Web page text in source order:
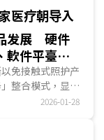
方感知行为、环
策略。随著家庭
Agentic AI协
，两者协作提升
医疗朝导入
发展 硬件
軟件平臺采
免接触式照护产
整合模式，显示
件驱动...2026-01-28